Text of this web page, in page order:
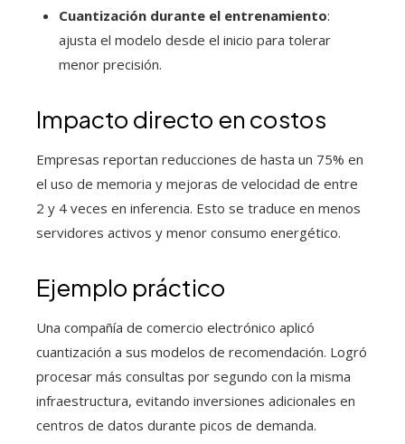
Cuantización durante el entrenamiento:
ajusta el modelo desde el inicio para tolerar
menor precisión.
Impacto directo en costos
Empresas reportan reducciones de hasta un 75% en
el uso de memoria y mejoras de velocidad de entre
2 y 4 veces en inferencia. Esto se traduce en menos
servidores activos y menor consumo energético.
Ejemplo práctico
Una compañía de comercio electrónico aplicó
cuantización a sus modelos de recomendación. Logró
procesar más consultas por segundo con la misma
infraestructura, evitando inversiones adicionales en
centros de datos durante picos de demanda.